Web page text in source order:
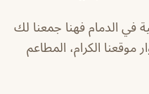
في الدمام فهنا جمعنا لك
موقعنا الكرام، المطاعم